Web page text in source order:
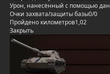
Урон, нанесённый с помощью
Очки захвата/защиты базы0/0
Пройдено километров1,02
Закрыть